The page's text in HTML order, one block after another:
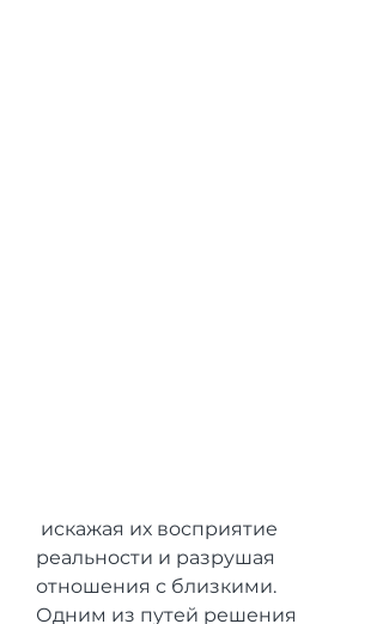
реальности и разрушая
отношения с близкими.
Одним из путей решения